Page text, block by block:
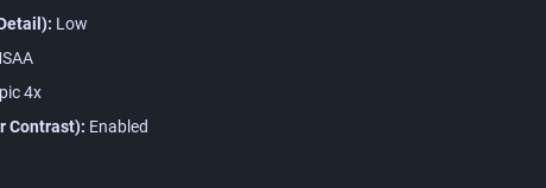
Low
4x
Contrast): Enabled